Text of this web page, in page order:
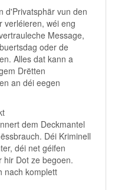
d'Privatsphär vun den
verléieren, wéi eng
Message,
oder de
Alles dat kann a
Drëtten
an déi eegen
dem Deckmantel
Déi Kriminell
déi net géifen
hir Dot ze begoen.
nach komplett